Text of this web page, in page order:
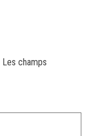
Les champs